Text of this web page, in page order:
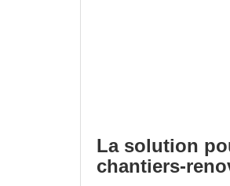
La solution
chantiers-